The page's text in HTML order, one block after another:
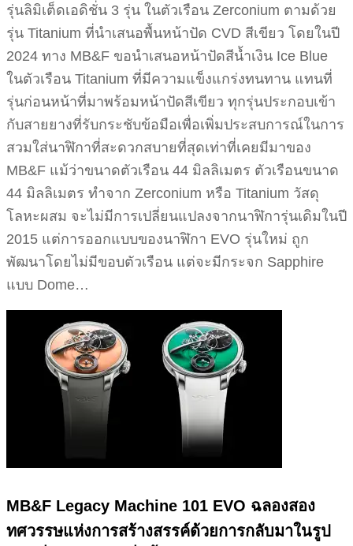
รุ่นลิมิเต็ดเอดิชั่น 3 รุ่น ในตัวเรือน Zerconium ตามด้วย
รุ่น Titanium ที่นำเสนอพื้นหน้าปัด CVD สีเขียว โดยในปี
2024 ทาง MB&F ขอนำเสนอหน้าปัดสีน้ำเงิน Ice Blue
ในตัวเรือน Titanium ที่มีความแข็งแกร่งทนทาน แทนที่
รุ่นก่อนหน้าที่มาพร้อมหน้าปัดสีเขียว ทุกรุ่นประกอบเข้า
กับสายยางที่รับกระชับข้อมือเพื่อเพิ่มประสบการณ์ในการ
สวมใส่นาฬิกาที่สะดวกสบายที่สุดเท่าที่เคยมีมาของ
MB&F แม้ว่าขนาดตัวเรือน 44 มิลลิเมตร ตัวเรือนขนาด
44 มิลลิเมตร ทำจาก Zerconium หรือ Titanium วัสดุ
โลหะผสม จะไม่มีการเปลี่ยนแปลงจากนาฬิการุ่นเดิมในปี
2015 แต่การออกแบบของนาฬิกา EVO รุ่นใหม่ ถูก
พัฒนาโดยไม่มีขอบตัวเรือน แต่จะมีกระจก Sapphire
แบบ Dome…
MB&F Legacy Machine 101 EVO ฉลองสอง
ทศวรรษแห่งการสร้างสรรค์ด้วยการกลับมาในรูป